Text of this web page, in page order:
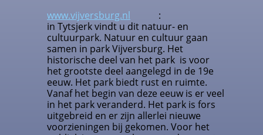
www.vijversburg.nl :
in Tytsjerk vindt u dit natuur- en
cultuurpark. Natuur en cultuur gaan
samen in park Vijversburg. Het
historische deel van het park is voor
het grootste deel aangelegd in de 19e
eeuw. Het park biedt rust en ruimte.
Vanaf het begin van deze eeuw is er veel
in het park veranderd. Het park is fors
uitgebreid en er zijn allerlei nieuwe
voorzieningen bij gekomen. Voor het